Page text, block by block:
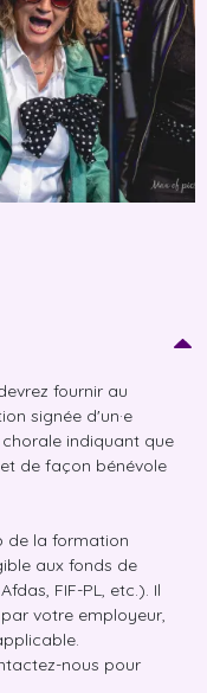
fournir au
signée d'un·e
indiquant que
de façon bénévole
de la formation
aux fonds de
FIF-PL, etc.). Il
votre employeur,
nous pour